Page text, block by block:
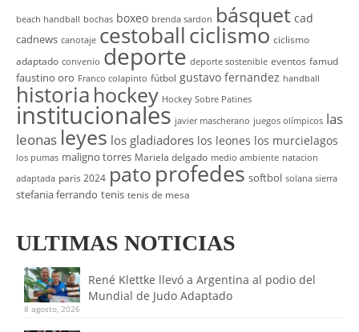
beach handball bochas boxeo brenda sardon básquet cad
cadnews canotaje cestoballciclismo ciclismo
adaptado convenio deporte deporte sostenible eventos famud
faustino oro Franco colapinto fútbol gustavo fernandez handball
historia hockey Hockey Sobre Patines
institucionales javier mascherano juegos olímpicos las
leonas leyes los gladiadores los leones los murcielagos
los pumas maligno torres Mariela delgado medio ambiente natacion
adaptada paris 2024 pato profedes softbol solana sierra
stefania ferrando tenis tenis de mesa
ULTIMAS NOTICIAS
René Klettke llevó a Argentina al podio del
Mundial de Judo Adaptado
8 agosto, 2026